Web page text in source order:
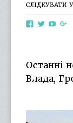
СЛІДКУВАТИ
ViewViewView
Останні
Влада,